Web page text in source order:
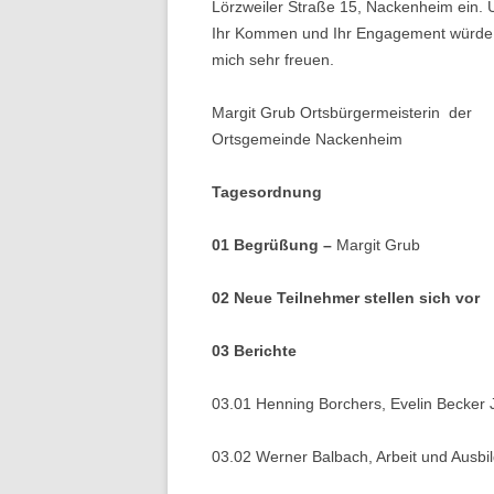
Lörzweiler Straße 15, Nackenheim ein.
Ihr Kommen und Ihr Engagement
mich sehr freuen.
Margit Grub Ortsbürgermeisterin der
Ortsgemeinde Nackenheim
Tagesordnung
01 Begrüßung – Margit Grub
02 Neue Teilnehmer stellen sich vor
03 Berichte
03.01 Henning Borchers, Evelin Becker
03.02 Werner Balbach, Arbeit und